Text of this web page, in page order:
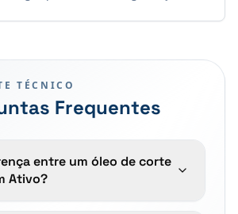
assegurar a dureza martensítica
TÉCNICO
Frequentes
entre um óleo de corte
Ativo?